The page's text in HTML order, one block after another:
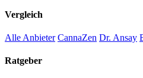
Vergleich
Alle Anbieter CannaZen Dr. Ansay
Ratgeber